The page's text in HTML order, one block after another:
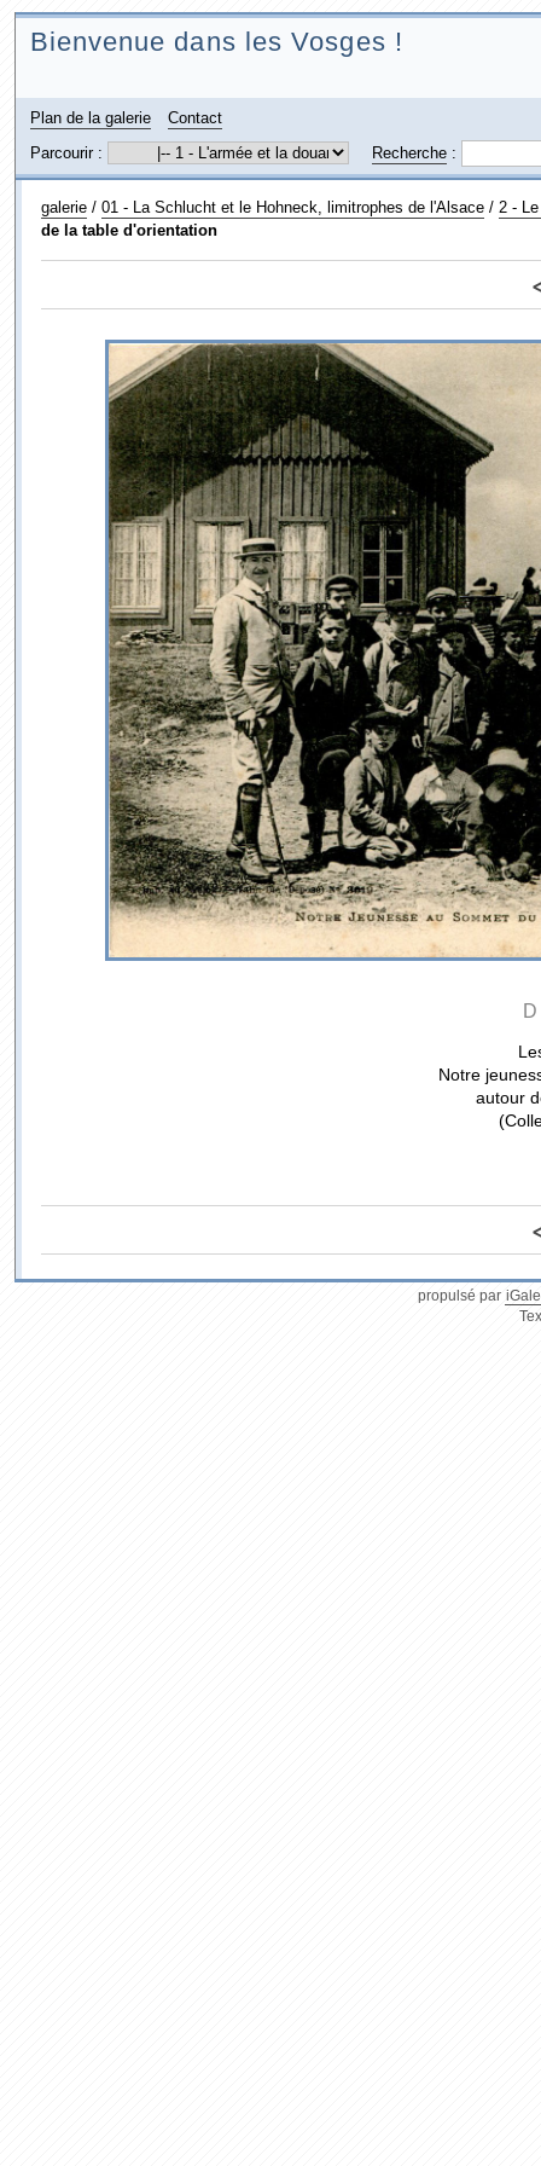
Bienvenue dans les Vosges !
Plan de la galerie
Contact
Parcourir :
Recherche:
galerie/ 01 - La Schlucht et le Hohneck, limitrophes de l'Alsace/ 2 -
de la table d'orientation
Notre
autour
propulsé par